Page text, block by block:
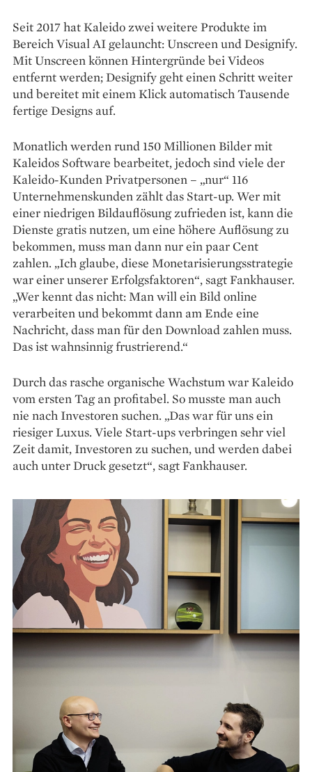
Seit 2017 hat Kaleido zwei weitere Produkte im
Bereich Visual AI gelauncht: Unscreen und Desig­nify.
Mit Unscreen können Hinter­gründe bei Videos
entfernt werden; Designify geht einen Schritt weiter
und bereitet mit einem Klick automatisch Tausende
fertige Designs auf.
Monatlich werden rund 150 Millionen Bilder mit
Kaleidos Software bearbeitet, jedoch sind viele der
Kaleido-Kunden Privat­personen – „nur“ 116
Unternehmenskunden zählt das Start-up. Wer mit
einer niedrigen Bildauflösung zufrieden ist, kann die
Dienste gratis nutzen, um eine höhere Auflösung zu
bekommen, muss man dann nur ein paar Cent
zahlen. „Ich glaube, diese Monetarisierungsstrategie
war einer unserer Erfolgsfaktoren“, sagt Fankhauser.
„Wer kennt das nicht: Man will ein Bild online
verarbeiten und bekommt dann am Ende eine
Nachricht, dass man für den Download zahlen muss.
Das ist wahnsinnig frustrierend.“
Durch das rasche organische Wachstum war Kaleido
vom ersten Tag an profitabel. So musste man auch
nie nach Investoren suchen. „Das war für uns ein
riesiger Luxus. Viele Start-ups verbringen sehr viel
Zeit damit, Investoren zu suchen, und werden dabei
auch unter Druck gesetzt“, sagt Fankhauser.